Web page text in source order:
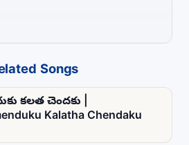
Songs
కలత చెందకు |
Kalatha Chendaku